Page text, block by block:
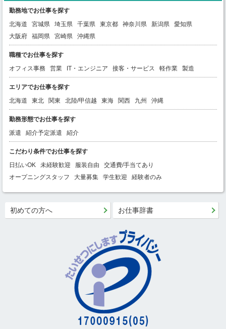
勤務地でお仕事を探す
北海道
宮城県 埼玉県 千葉県 東京都 神奈川県 新潟県
愛知県
大阪府
福岡県 宮崎県 沖縄県
職種でお仕事を探す
オフィス事務
営業 IT・エンジニア 接客・サービス 軽作業 製造
エリアでお仕事を探す
北海道
東北 関東 北陸/甲信越 東海 関西 九州 沖縄
勤務形態でお仕事を探す
派遣
紹介予定派遣 紹介
こだわり条件でお仕事を探す
日払いOK
未経験歓迎 服装自由
交通費/手当てあり
オープニングスタッフ
大量募集 学生歓迎 経験者のみ
初めての方へ お仕事辞書